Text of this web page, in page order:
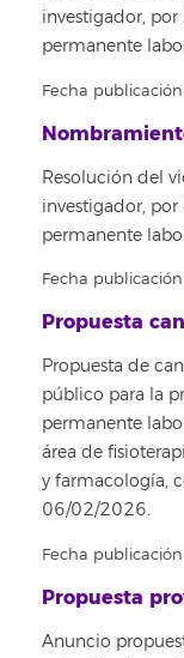
investigador,
permanente
Fecha
Resolución del
investigador,
permanente
Fecha
Propuesta
Propuesta de
público para la
permanente
área de
y farmacología,
06/02/2026.
Fecha
Propuesta
Anuncio